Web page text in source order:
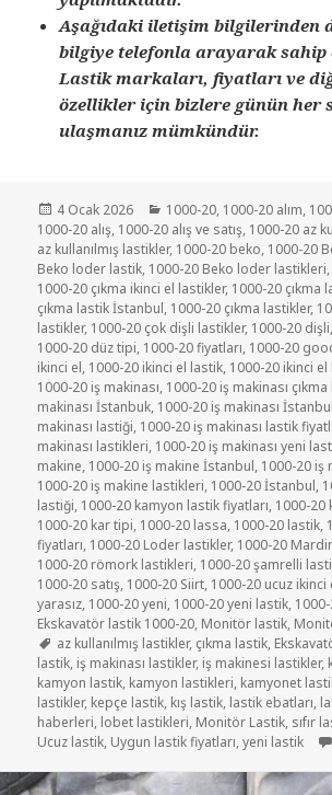
Aşağıdaki iletişim bilgilerinden
bilgiye telefonla arayarak
Lastik markaları, fiyatları ve
özellikler için bizlere günün her
ulaşmanız mümkündür.
Yayın
tarihi
4 Ocak 2026 Kategoriler
1000-20, 1000-20 alım,
1000-20 alış, 1000-20 alış ve satış, 1000-20 az
az kullanılmış lastikler, 1000-20 beko, 1000-20
Beko loder lastik, 1000-20 Beko loder lastikleri,
1000-20 çıkma ikinci el lastikler, 1000-20 çıkma
çıkma lastik İstanbul, 1000-20 çıkma lastikler,
lastikler, 1000-20 çok dişli lastikler, 1000-20 dişli,
1000-20 düz tipi, 1000-20 fiyatları, 1000-20
ikinci el, 1000-20 ikinci el lastik, 1000-20 ikinci
1000-20 iş makinası, 1000-20 iş makinası
makinası İstanbuk, 1000-20 iş makinası İstanbul
makinası lastiği, 1000-20 iş makinası lastik
makinası lastikleri, 1000-20 iş makinası yeni
makine, 1000-20 iş makine İstanbul, 1000-20 iş
1000-20 iş makine lastikleri, 1000-20 İstanbul,
lastiği, 1000-20 kamyon lastik fiyatları, 1000-20
1000-20 kar tipi, 1000-20 lassa, 1000-20 lastik,
fiyatları, 1000-20 Loder lastikler, 1000-20
1000-20 römork lastikleri, 1000-20 şamrelli
1000-20 satış, 1000-20 Siirt, 1000-20 ucuz ikinci
yarasız, 1000-20 yeni, 1000-20 yeni lastik,
Ekskavatör lastik 1000-20, Monitör lastik,
Etiketler
az kullanılmış lastikler, çıkma lastik,
lastik, iş makinası lastikler, iş makinesi lastikler,
kamyon lastik, kamyon lastikleri, kamyonet
lastikler, kepçe lastik, kış lastik, lastik ebatları,
haberleri, lobet lastikleri, Monitör Lastik, sıfır
Ucuz lastik, Uygun lastik fiyatları,yeni lastik